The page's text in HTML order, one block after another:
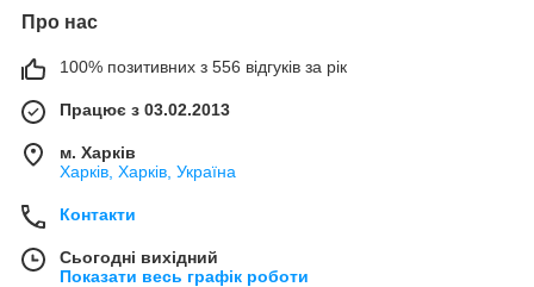
Про нас
100% позитивних з 556 відгуків за рік
Працює з 03.02.2013
м. Харків
Харків, Харків, Україна
Контакти
Сьогодні вихідний
Показати весь графік роботи